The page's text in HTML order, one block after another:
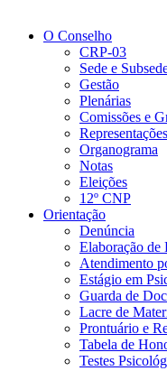
O Conselho
CRP-03
Sede e
Gestão
Plenárias
Comissões e
Representações
Organograma
Notas
Eleições
12º CNP
Orientação
Denúncia
Elaboração de
Atendimento
Estágio em
Guarda de
Lacre de
Prontuário e
Tabela de
Testes